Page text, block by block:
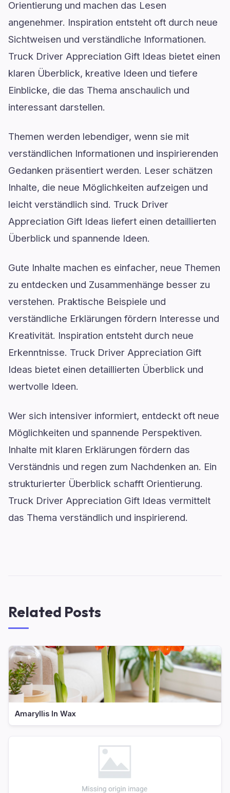
Orientierung und machen das Lesen
angenehmer. Inspiration entsteht oft durch neue
Sichtweisen und verständliche Informationen.
Truck Driver Appreciation Gift Ideas bietet einen
klaren Überblick, kreative Ideen und tiefere
Einblicke, die das Thema anschaulich und
interessant darstellen.
Themen werden lebendiger, wenn sie mit
verständlichen Informationen und inspirierenden
Gedanken präsentiert werden. Leser schätzen
Inhalte, die neue Möglichkeiten aufzeigen und
leicht verständlich sind. Truck Driver
Appreciation Gift Ideas liefert einen detaillierten
Überblick und spannende Ideen.
Gute Inhalte machen es einfacher, neue Themen
zu entdecken und Zusammenhänge besser zu
verstehen. Praktische Beispiele und
verständliche Erklärungen fördern Interesse und
Kreativität. Inspiration entsteht durch neue
Erkenntnisse. Truck Driver Appreciation Gift
Ideas bietet einen detaillierten Überblick und
wertvolle Ideen.
Wer sich intensiver informiert, entdeckt oft neue
Möglichkeiten und spannende Perspektiven.
Inhalte mit klaren Erklärungen fördern das
Verständnis und regen zum Nachdenken an. Ein
strukturierter Überblick schafft Orientierung.
Truck Driver Appreciation Gift Ideas vermittelt
das Thema verständlich und inspirierend.
Related Posts
Amaryllis In Wax